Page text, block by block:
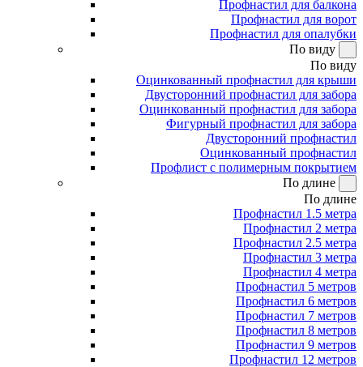
Профнастил для балкона
Профнастил для ворот
Профнастил для опалубки
По виду
По виду
Оцинкованный профнастил для крыши
Двусторонний профнастил для забора
Оцинкованный профнастил для забора
Фигурный профнастил для забора
Двусторонний профнастил
Оцинкованный профнастил
Профлист с полимерным покрытием
По длине
По длине
Профнастил 1.5 метра
Профнастил 2 метра
Профнастил 2.5 метра
Профнастил 3 метра
Профнастил 4 метра
Профнастил 5 метров
Профнастил 6 метров
Профнастил 7 метров
Профнастил 8 метров
Профнастил 9 метров
Профнастил 12 метров